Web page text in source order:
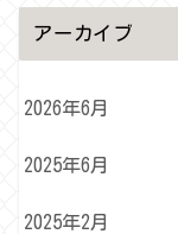
アーカイブ
2026年6月
2025年6月
2025年2月